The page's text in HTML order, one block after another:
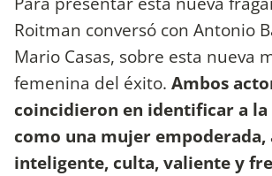
Roitman conversó con Antonio
Mario Casas, sobre esta nueva
femenina del éxito. Ambos
coincidieron en identificar a
como una mujer empoderada,
inteligente, culta, valiente y